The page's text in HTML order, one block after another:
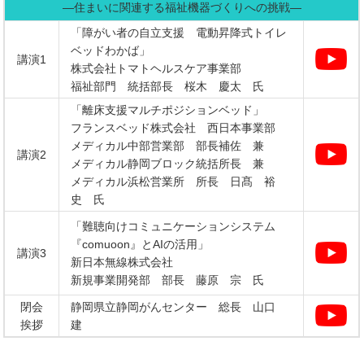
―住まいに関連する福祉機器づくりへの挑戦―
講演1
「障がい者の自立支援 電動昇降式トイレ
ベッドわかば」
株式会社トマトヘルスケア事業部
福祉部門 統括部長 桜木 慶太 氏
講演2
「離床支援マルチポジションベッド」
フランスベッド株式会社 西日本事業部
メディカル中部営業部 部長補佐 兼
メディカル静岡ブロック統括所長 兼
メディカル浜松営業所 所長 日髙 裕
史 氏
講演3
「難聴向けコミュニケーションシステム
『comuoon』とAIの活用」
新日本無線株式会社
新規事業開発部 部長 藤原 宗 氏
閉会
挨拶
静岡県立静岡がんセンター 総長 山口
建